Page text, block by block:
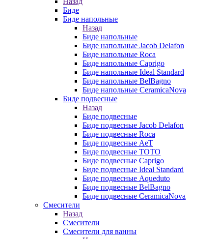
Биде
Биде напольные
Назад
Биде напольные
Биде напольные Jacob Delafon
Биде напольные Roca
Биде напольные Caprigo
Биде напольные Ideal Standard
Биде напольные BelBagno
Биде напольные CeramicaNova
Биде подвесные
Назад
Биде подвесные
Биде подвесные Jacob Delafon
Биде подвесные Roca
Биде подвесные AeT
Биде подвесные TOTO
Биде подвесные Caprigo
Биде подвесные Ideal Standard
Биде подвесные Aqueduto
Биде подвесные BelBagno
Биде подвесные CeramicaNova
Смесители
Назад
Смесители
Смесители для ванны